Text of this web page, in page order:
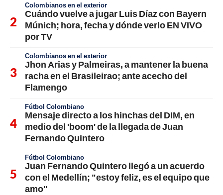
Colombianos en el exterior
Cuándo vuelve a jugar Luis Díaz con Bayern
Múnich; hora, fecha y dónde verlo EN VIVO
por TV
Colombianos en el exterior
Jhon Arias y Palmeiras, a mantener la buena
racha en el Brasileirao; ante acecho del
Flamengo
Fútbol Colombiano
Mensaje directo a los hinchas del DIM, en
medio del 'boom' de la llegada de Juan
Fernando Quintero
Fútbol Colombiano
Juan Fernando Quintero llegó a un acuerdo
con el Medellín; "estoy feliz, es el equipo que
amo"